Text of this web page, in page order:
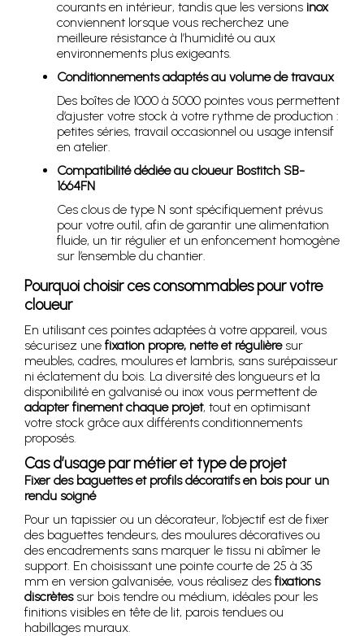
courants en intérieur, tandis que les versions inox
conviennent lorsque vous recherchez une
meilleure résistance à l’humidité ou aux
environnements plus exigeants.
Conditionnements adaptés au volume de travaux
Des boîtes de 1000 à 5000 pointes vous permettent
d’ajuster votre stock à votre rythme de production :
petites séries, travail occasionnel ou usage intensif
en atelier.
Compatibilité dédiée au cloueur Bostitch SB-
1664FN
Ces clous de type N sont spécifiquement prévus
pour votre outil, afin de garantir une alimentation
fluide, un tir régulier et un enfoncement homogène
sur l’ensemble du chantier.
Pourquoi choisir ces consommables pour votre
cloueur
En utilisant ces pointes adaptées à votre appareil, vous
sécurisez une fixation propre, nette et régulièresur
meubles, cadres, moulures et lambris, sans surépaisseur
ni éclatement du bois. La diversité des longueurs et la
disponibilité en galvanisé ou inox vous permettent de
adapter finement chaque projet, tout en optimisant
votre stock grâce aux différents conditionnements
proposés.
Cas d’usage par métier et type de projet
Fixer des baguettes et profils décoratifs en bois pour un
rendu soigné
Pour un tapissier ou un décorateur, l’objectif est de fixer
des baguettes tendeurs, des moulures décoratives ou
des encadrements sans marquer le tissu ni abîmer le
support. En choisissant une pointe courte de 25 à 35
mm en version galvanisée, vous réalisez des fixations
discrètessur bois tendre ou médium, idéales pour les
finitions visibles en tête de lit, parois tendues ou
habillages muraux.